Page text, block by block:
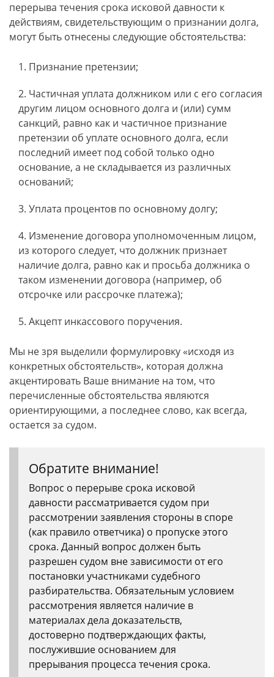
перерыва течения срока исковой давности к
действиям, свидетельствующим о признании долга,
могут быть отнесены следующие обстоятельства:
Признание претензии;
Частичная уплата должником или с его согласия
другим лицом основного долга и (или) сумм
санкций, равно как и частичное признание
претензии об уплате основного долга, если
последний имеет под собой только одно
основание, а не складывается из различных
оснований;
Уплата процентов по основному долгу;
Изменение договора уполномоченным лицом,
из которого следует, что должник признает
наличие долга, равно как и просьба должника о
таком изменении договора (например, об
отсрочке или рассрочке платежа);
Акцепт инкассового поручения.
Мы не зря выделили формулировку «исходя из
конкретных обстоятельств», которая должна
акцентировать Ваше внимание на том, что
перечисленные обстоятельства являются
ориентирующими, а последнее слово, как всегда,
остается за судом.
Обратите внимание!
Вопрос о перерыве срока исковой
давности рассматривается судом при
рассмотрении заявления стороны в споре
(как правило ответчика) о пропуске этого
срока. Данный вопрос должен быть
разрешен судом вне зависимости от его
постановки участниками судебного
разбирательства. Обязательным условием
рассмотрения является наличие в
материалах дела доказательств,
достоверно подтверждающих факты,
послужившие основанием для
прерывания процесса течения срока.